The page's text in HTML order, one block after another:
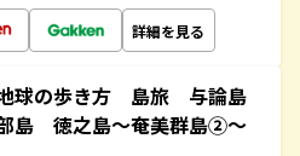
詳細を見る
球の歩き方 島旅 与論島
島 徳之島～奄美群島②～